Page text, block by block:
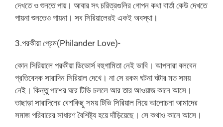
দেখতে ও শুনতে পায়। আবার সৎ চরিত্রগুলির গোপন কথা বার্তা কেউ দেখতে
পায়না শুনতেও পায়না। সব সিরিয়ালেরই একই অবস্থা।
3.পরকীয়া প্রেম(Philander Love)-
কোন সিরিয়ালে পরকীয়া ডিভোর্স বহুগামিতা নেই ভাবি। আপনারা বলবেন
প্রতিবেদক সারাদিন সিরিয়াল দেখে। না সে রকম ঘটনা ঘটার মত সময়
নেই‌। কিন্তু পাশের ঘরে টিভি চললে আর তার আওয়াজ কানে আসে।
তাছাড়া সারাদিনের বেশকিছু সময় টিভি সিরিয়াল নিয়ে আলোচনা আমাদের
সমাজ পরিবারের সাধারণ বৈশিষ্ট্য হয়ে দাঁড়িয়েছে‌। সে কথাও কানে আসে।